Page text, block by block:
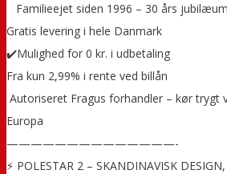
‍ ‍ ‍ Familieejet siden 1996 – 30 års jubilæum
Gratis levering i hele Danmark
✔️Mulighed for 0 kr. i udbetaling
Fra kun 2,99% i rente ved billån
Autoriseret Fragus forhandler – kør trygt
Europa
——————————————-
⚡ POLESTAR 2 – SKANDINAVISK